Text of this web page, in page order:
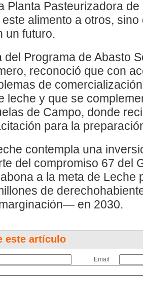
Planta Pasteurizadora
alimento a otros,
un futuro.
del Programa de Abasto
reconoció que con
de
leche y que se
de Campo, donde
para la
contempla una
del compromiso 67 del
a la meta de Leche
de
en 2030.
este artículo
Email